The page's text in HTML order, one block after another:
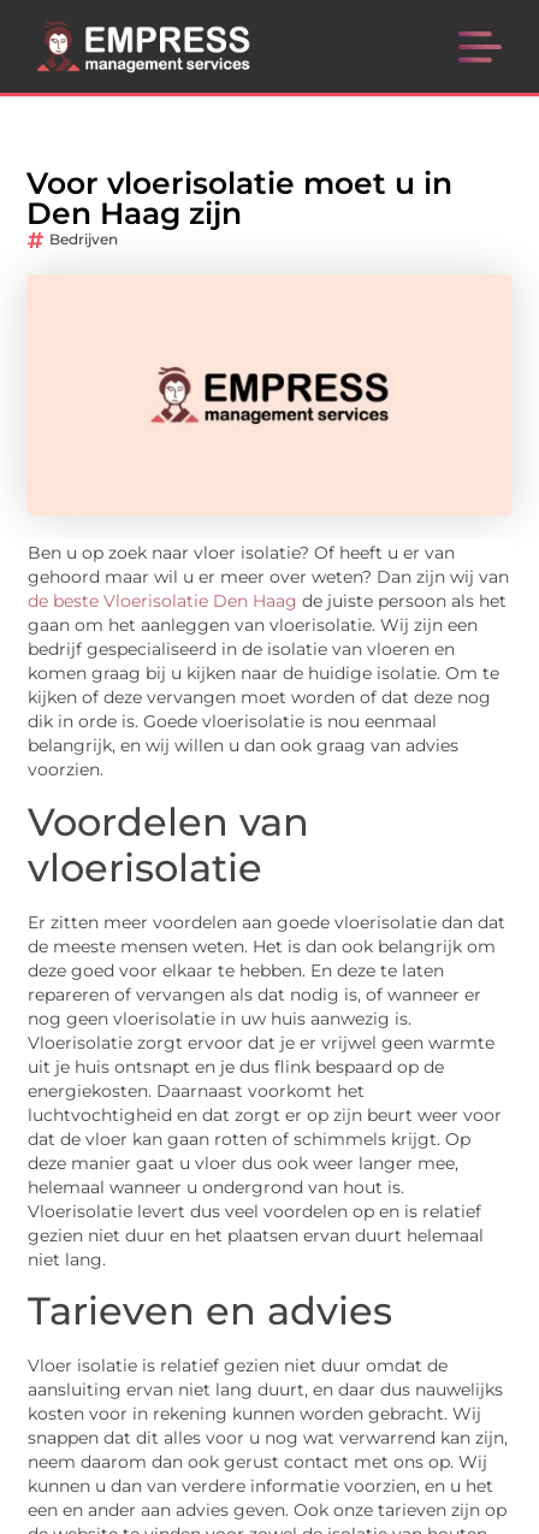
Voor vloerisolatie moet u in
Den Haag zijn
Bedrijven
Ben u op zoek naar vloer isolatie? Of heeft u er van
gehoord maar wil u er meer over weten? Dan zijn wij van
de beste Vloerisolatie Den Haag de juiste persoon als het
gaan om het aanleggen van vloerisolatie. Wij zijn een
bedrijf gespecialiseerd in de isolatie van vloeren en
komen graag bij u kijken naar de huidige isolatie. Om te
kijken of deze vervangen moet worden of dat deze nog
dik in orde is. Goede vloerisolatie is nou eenmaal
belangrijk, en wij willen u dan ook graag van advies
voorzien.
Voordelen van
vloerisolatie
Er zitten meer voordelen aan goede vloerisolatie dan dat
de meeste mensen weten. Het is dan ook belangrijk om
deze goed voor elkaar te hebben. En deze te laten
repareren of vervangen als dat nodig is, of wanneer er
nog geen vloerisolatie in uw huis aanwezig is.
Vloerisolatie zorgt ervoor dat je er vrijwel geen warmte
uit je huis ontsnapt en je dus flink bespaard op de
energiekosten. Daarnaast voorkomt het
luchtvochtigheid en dat zorgt er op zijn beurt weer voor
dat de vloer kan gaan rotten of schimmels krijgt. Op
deze manier gaat u vloer dus ook weer langer mee,
helemaal wanneer u ondergrond van hout is.
Vloerisolatie levert dus veel voordelen op en is relatief
gezien niet duur en het plaatsen ervan duurt helemaal
niet lang.
Tarieven en advies
Vloer isolatie is relatief gezien niet duur omdat de
aansluiting ervan niet lang duurt, en daar dus nauwelijks
kosten voor in rekening kunnen worden gebracht. Wij
snappen dat dit alles voor u nog wat verwarrend kan zijn,
neem daarom dan ook gerust contact met ons op. Wij
kunnen u dan van verdere informatie voorzien, en u het
een en ander aan advies geven. Ook onze tarieven zijn op